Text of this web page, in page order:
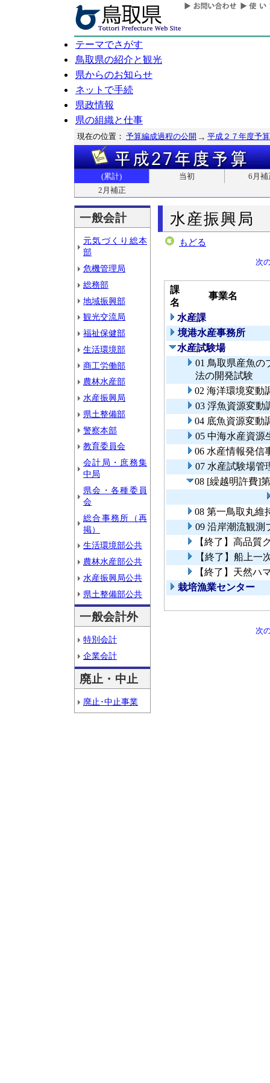
テーマでさがす
鳥取県の紹介と観光
県からのお知らせ
ネットで手続
県政情報
県の組織と仕事
現在の位置： 予算編成過程の公開 平成２７年度予算
(累計) 当初
6月補
2月補正
一般会計
元気づくり総本
部
危機管理局
総務部
地域振興部
観光交流局
福祉保健部
生活環境部
商工労働部
農林水産部
水産振興局
県土整備部
警察本部
教育委員会
会計局・庶務集
中局
県会・各種委員
会
総合事務所（再
掲）
生活環境部公共
農林水産部公共
水産振興局公共
県土整備部公共
一般会計外
特別会計
企業会計
廃止・中止
廃止･中止事業
水産振興局
もどる
次
課
名
事業名
水産課
境港水産事務所
水産試験場
01 鳥取県産魚の
法の開発試験
02 海洋環境変動
03 浮魚資源変動
04 底魚資源変動
05 中海水産資
06 水産情報発信
07 水産試験場管
08 [繰越明許費]
08 第一鳥取丸維
09 沿岸潮流観測
【終了】高品質
【終了】船上一
【終了】天然ハ
栽培漁業センター
次